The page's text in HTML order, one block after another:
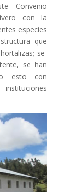
Convenio
con la
especies
que
se
se han
esto con